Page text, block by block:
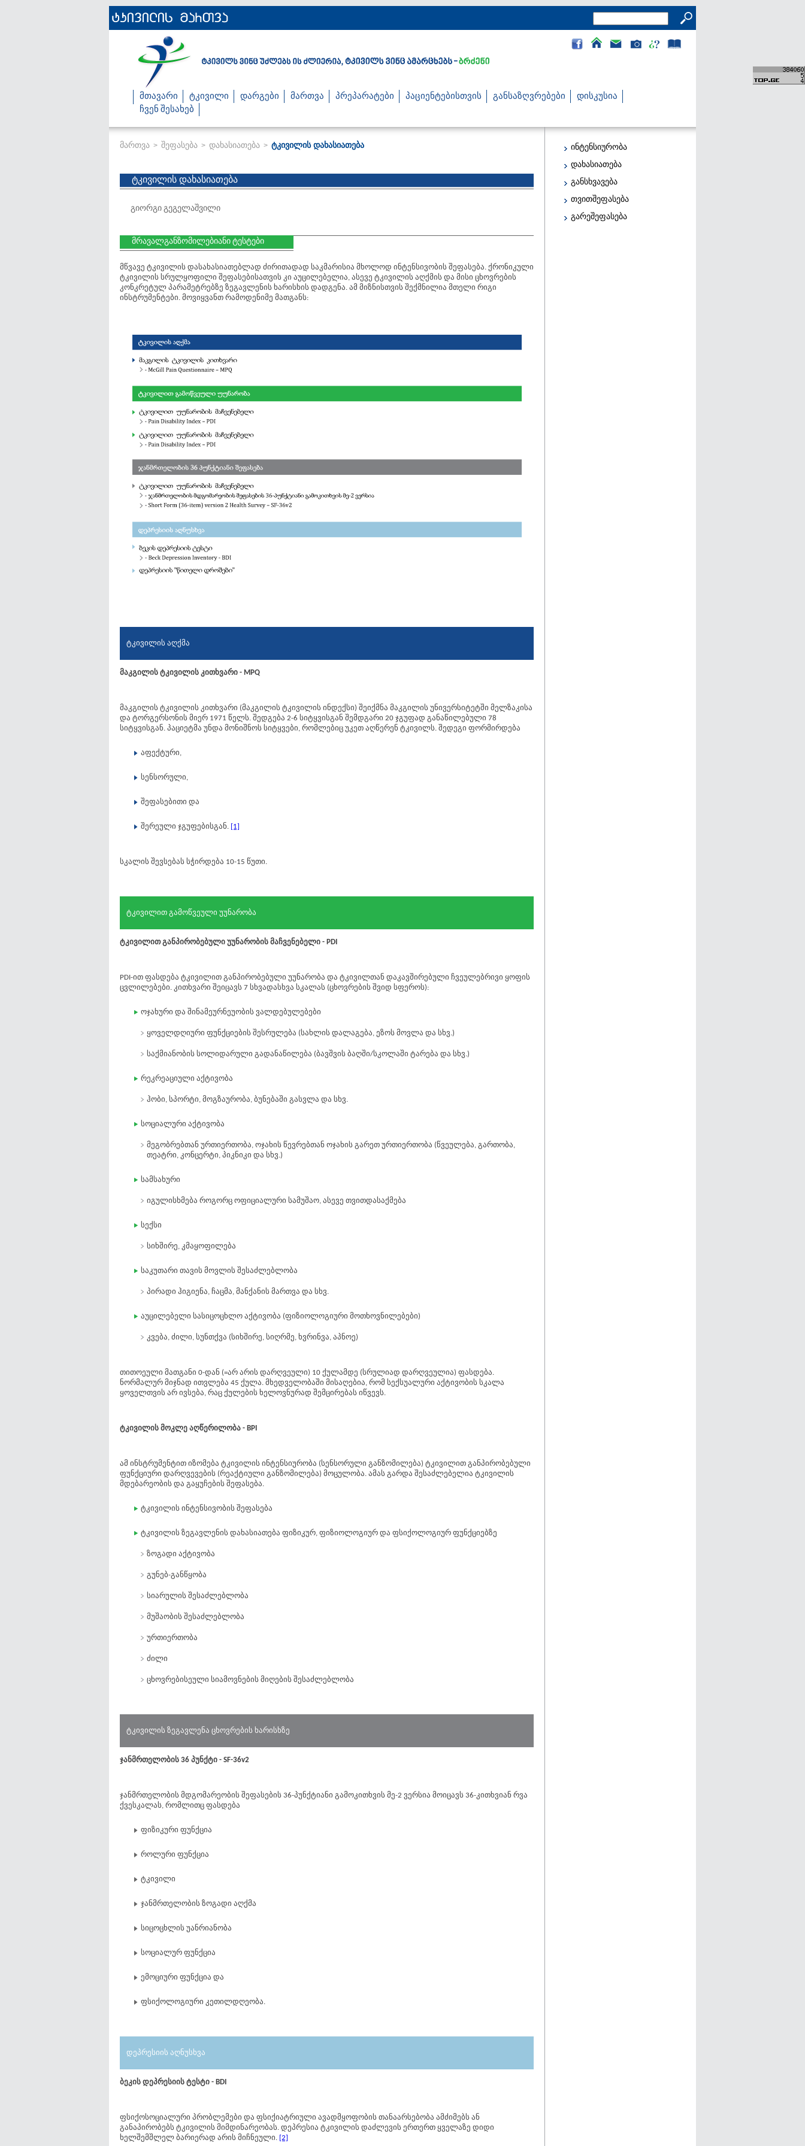
მთავარი ტკივილი დარგები მართვა პრეპარატები პაციენტებისთვის განსაზღვრებები
დისკუსია
ჩვენ შესახებ
მართვა > შეფასება > დახასიათება > ტკივილის დახასიათება
ტკივილის დახასიათება
გიორგი გეგელაშვილი
მრავალგანზომილებიანი ტესტები
მწვავე ტკივილის დასახასიათებლად ძირითადად საკმარისია მხოლოდ ინტენსივობის შეფასება. ქრონიკული
ტკივილის სრულყოფილი შეფასებისათვის კი აუცილებელია, ასევე ტკივილის აღქმის და მისი ცხოვრების
კონკრეტულ პარამეტრებზე ზეგავლენის ხარისხის დადგენა. ამ მიზნისთვის შექმნილია მთელი რიგი
ინსტრუმენტები. მოვიყვანთ რამოდენიმე მათგანს:
ტკივილის აღქმა
მაკგილის ტკივილის კითხვარი - MPQ
მაკგილის ტკივილის კითხვარი (მაკგილის ტკივილის ინდექსი) შეიქმნა მაკგილის უნივერსიტეტში მელზაკისა
და ტორგერსონის მიერ 1971 წელს. შედგება 2-6 სიტყვისგან შემდგარი 20 ჯგუფად განაწილებული 78
სიტყვისგან. პაციეტმა უნდა მონიშნოს სიტყვები, რომლებიც უკეთ აღწერენ ტკივილს. შედეგი ფორმირდება
აფექტური,
სენსორული,
შეფასებითი და
შერეული ჯგუფებისგან. [1]
სკალის შევსებას სჭირდება 10-15 წუთი.
ტკივილით გამოწვეული უუნარობა
ტკივილით განპირობებული უუნარობის მაჩვენებელი - PDI
PDI-ით ფასდება ტკივილით განპირობებული უუნარობა და ტკივილთან დაკავშირებული ჩვეულებრივი ყოფის
ცვლილებები. კითხვარი შეიცავს 7 სხვადასხვა სკალას (ცხოვრების შვიდ სფეროს):
ოჯახური და შინამეურნეუობის ვალდებულებები
ყოველდღიური ფუნქციების შესრულება (სახლის დალაგება, ეზოს მოვლა და სხვ.)
საქმიანობის სოლიდარული გადანაწილება (ბავშვის ბაღში/სკოლაში ტარება და სხვ.)
რეკრეაციული აქტივობა
ჰობი, სპორტი, მოგზაურობა, ბუნებაში გასვლა და სხვ.
სოციალური აქტივობა
მეგობრებთან ურთიერთობა, ოჯახის წევრებთან ოჯახის გარეთ ურთიერთობა (წვეულება, გართობა,
თეატრი, კონცერტი, პიკნიკი და სხვ.)
სამსახური
იგულისხმება როგორც ოფიციალური სამუშაო, ასევე თვითდასაქმება
სექსი
სიხშირე, კმაყოფილება
საკუთარი თავის მოვლის შესაძლებლობა
პირადი ჰიგიენა, ჩაცმა, მანქანის მართვა და სხვ.
აუცილებელი სასიცოცხლო აქტივობა (ფიზიოლოგიური მოთხოვნილებები)
კვება, ძილი, სუნთქვა (სიხშირე, სიღრმე, ხვრინვა, აპნოე)
თითოეული მათგანი 0-დან (=არ არის დარღვეული) 10 ქულამდე (სრულიად დარღვეულია) ფასდება.
ნორმალურ მიჯნად ითვლება 45 ქულა. მხედველობაში მისაღებია, რომ სექსუალური აქტივობის სკალა
ყოველთვის არ ივსება, რაც ქულების ხელოვნურად შემცირებას იწვევს.
ტკივილის მოკლე აღწერილობა - BPI
ამ ინსტრუმენტით იზომება ტკივილის ინტენსიურობა (სენსორული განზომილება) ტკივილით განპირობებული
ფუნქციური დარღვევების (რეაქტიული განზომილება) მოცულობა. ამას გარდა შესაძლებელია ტკივილის
მდებარეობის და გაყუჩების შეფასება.
ტკივილის ინტენსივობის შეფასება
ტკივილის ზეგავლენის დახასიათება ფიზიკურ, ფიზიოლოგიურ და ფსიქოლოგიურ ფუნქციებზე
ზოგადი აქტივობა
გუნებ-განწყობა
სიარულის შესაძლებლობა
მუშაობის შესაძლებლობა
ურთიერთობა
ძილი
ცხოვრებისეული სიამოვნების მიღების შესაძლებლობა
ტკივილის ზეგავლენა ცხოვრების ხარისხზე
ჯანმრთელობის 36 პუნქტი - SF-36v2
ჯანმრთელობის მდგომარეობის შეფასების 36-პუნქტიანი გამოკითხვის მე-2 ვერსია მოიცავს 36-კითხვიან რვა
ქვესკალას, რომლითც ფასდება
ფიზიკური ფუნქცია
როლური ფუნქცია
ტკივილი
ჯანმრთელობის ზოგადი აღქმა
სიცოცხლის უანრიანობა
სოციალურ ფუნქცია
ემოციური ფუნქცია და
ფსიქოლოგიური კეთილდღეობა.
დეპრესიის აღნუსხვა
ბეკის დეპრესიის ტესტი - BDI
ფსიქოსოციალური პრობლემები და ფსიქიატრიული ავადმყოფობის თანაარსებობა ამძიმებს ან
განაპირობებს ტკივილის მიმდინარეობას. დეპრესია ტკივილის დაძლევის ერთერთ ყველაზე დიდი
ხელშემშლელ ბარიერად არის მიჩნეული. [2]
ინტენსიურობა
დახასიათება
განსხვავება
თვითშეფასება
გარეშეფასება